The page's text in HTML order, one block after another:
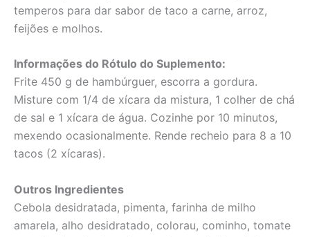
temperos para dar sabor de taco a carne, arroz,
feijões e molhos.
Informações do Rótulo do Suplemento:
Frite 450 g de hambúrguer, escorra a gordura.
Misture com 1/4 de xícara da mistura, 1 colher de chá
de sal e 1 xícara de água. Cozinhe por 10 minutos,
mexendo ocasionalmente. Rende recheio para 8 a 10
tacos (2 xícaras).
Outros Ingredientes
Cebola desidratada, pimenta, farinha de milho
amarela, alho desidratado, colorau, cominho, tomate